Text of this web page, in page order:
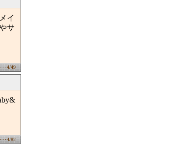
イ
サ
･4/49
･4/82